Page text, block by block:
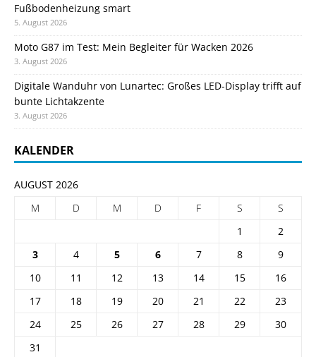
Fußbodenheizung smart
5. August 2026
Moto G87 im Test: Mein Begleiter für Wacken 2026
3. August 2026
Digitale Wanduhr von Lunartec: Großes LED-Display trifft auf
bunte Lichtakzente
3. August 2026
KALENDER
AUGUST 2026
M
D M D F S
S
1
2
3
4 5 6 7 8
9
10
11 12 13 14 15
16
17
18 19 20 21 22
23
24
25 26 27 28 29
30
31